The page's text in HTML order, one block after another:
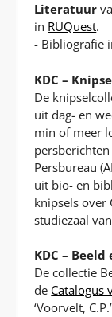
Literatuur
in RUQuest.
- Bibliografie
KDC –
De
uit dag- en
min of meer
Persbureau
uit bio- en
knipsels over
studiezaal
KDC –
De collectie
de Catalogus
‘Voorvelt,